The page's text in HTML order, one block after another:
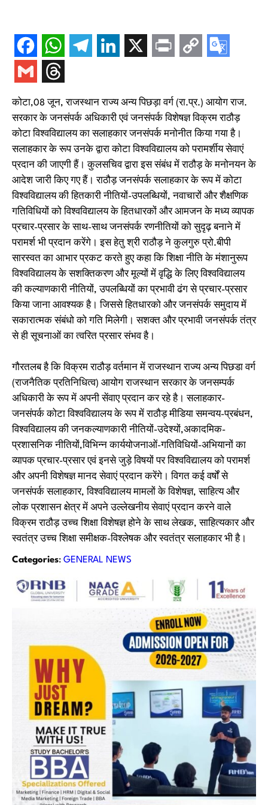
कोटा,08 जून, राजस्थान राज्य अन्य पिछड़ा वर्ग (रा.प्र.) आयोग राज.
सरकार के जनसंपर्क अधिकारी एवं जनसंपर्क विशेषज्ञ विक्रम राठौड़
कोटा विश्वविद्यालय का सलाहकार जनसंपर्क मनोनीत किया गया है।
सलाहकार के रूप उनके द्वारा कोटा विश्वविद्यालय को परामर्शीय सेवाएं
प्रदान की जाएगी हैं। कुलसचिव द्वारा इस संबंध में राठौड़ के मनोनयन के
आदेश जारी किए गए हैं। राठौड़ जनसंपर्क सलाहकार के रूप में कोटा
विश्वविद्यालय की हितकारी नीतियों-उपलब्धियों, नवाचारों और शैक्षणिक
गतिविधियों को विश्वविद्यालय के हितधारकों और आमजन के मध्य व्यापक
प्रचार-प्रसार के साथ-साथ जनसंपर्क रणनीतियों को सुदृढ़ बनाने में
परामर्श भी प्रदान करेंगे। इस हेतु श्री राठौड़ ने कुलगुरु प्रो.बीपी
सारस्वत का आभार प्रकट करते हुए कहा कि शिक्षा नीति के मंशानुरूप
विश्वविद्यालय के सशक्तिकरण और मूल्यों में वृद्धि के लिए विश्वविद्यालय
की कल्याणकारी नीतियों, उपलब्धियों का प्रभावी ढंग से प्रचार-प्रसार
किया जाना आवश्यक है। जिससे हितधारको और जनसंपर्क समुदाय में
सकारात्मक संबंधो को गति मिलेगी। सशक्त और प्रभावी जनसंपर्क तंत्र
से ही सूचनाओं का त्वरित प्रसार संभव है।
गौरतलब है कि विक्रम राठौड़ वर्तमान में राजस्थान राज्य अन्य पिछडा वर्ग
(राजनैतिक प्रतिनिधित्व) आयोग राजस्थान सरकार के जनसम्पर्क
अधिकारी के रूप में अपनी सेंवाए प्रदान कर रहे है। सलाहकार-
जनसंपर्क कोटा विश्वविद्यालय के रूप में राठौड़ मीडिया समन्वय-प्रबंधन,
विश्वविद्यालय की जनकल्याणकारी नीतियों-उदेश्यों,अकादमिक-
प्रशासनिक नीतियों,विभिन्न कार्ययोजनाओं-गतिविधियों-अभियानों का
व्यापक प्रचार-प्रसार एवं इनसे जुड़े विषयों पर विश्वविद्यालय को परामर्श
और अपनी विशेषज्ञ मानद सेवाएं प्रदान करेंगे। विगत कई वर्षों से
जनसंपर्क सलाहकार, विश्वविद्यालय मामलों के विशेषज्ञ, साहित्य और
लोक प्रशासन क्षेत्र में अपने उल्लेखनीय सेवाएं प्रदान करने वाले
विक्रम राठौड़ उच्च शिक्षा विशेषज्ञ होने के साथ लेखक, साहित्यकार और
स्वतंत्र उच्च शिक्षा समीक्षक-विश्लेषक और स्वतंत्र सलाहकार भी है।
Categories: GENERAL NEWS